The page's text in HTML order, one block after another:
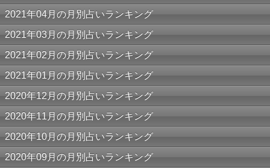
2021年04月の月別占いランキング
2021年03月の月別占いランキング
2021年02月の月別占いランキング
2021年01月の月別占いランキング
2020年12月の月別占いランキング
2020年11月の月別占いランキング
2020年10月の月別占いランキング
2020年09月の月別占いランキング